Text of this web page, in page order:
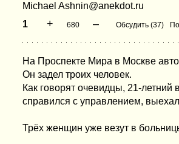
Michael Ashnin@anekdot.ru
1
+ 680 – Обсудить (37)
На Проспекте Мира в Москве
Он задел троих человек.
Как говорят очевидцы, 21-
справился с управлением,
Трёх женщин уже везут в